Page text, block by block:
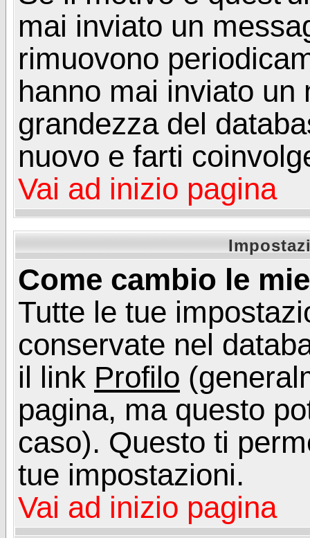
mai inviato un
rimuovono
hanno mai inviato
grandezza del
nuovo e farti
Vai ad inizio pagina
Come cambio le
Tutte le tue
conservate nel
il link Profilo
pagina, ma questo
caso). Questo ti
tue impostazioni.
Vai ad inizio pagina